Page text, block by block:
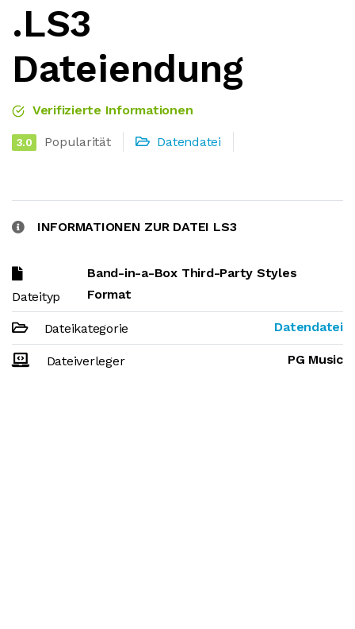
.LS3
Dateiendung
Verifizierte Informationen
3.0 Popularität Datendatei
INFORMATIONEN ZUR DATEI LS3
Dateityp
Band-in-a-Box Third-Party Styles
Format
Dateikategorie Datendatei
Dateiverleger PG Music